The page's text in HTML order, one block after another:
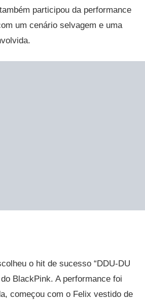
participou da performance
um cenário selvagem e uma
o hit de sucesso “DDU-DU
BlackPink. A performance foi
começou com o Felix vestido de